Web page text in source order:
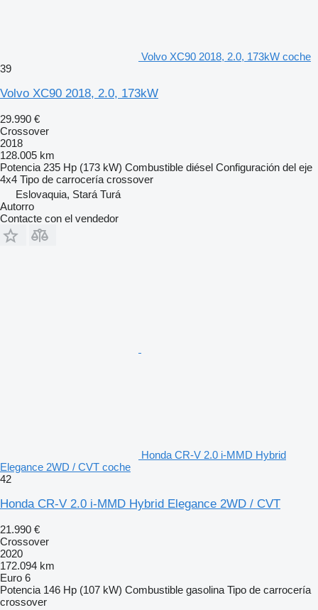
Volvo XC90 2018, 2.0, 173kW coche
39
Volvo XC90 2018, 2.0, 173kW
29.990 €
Crossover
2018
128.005 km
Potencia 235 Hp (173 kW) Combustible diésel Configuración del eje
4x4 Tipo de carrocería crossover
Eslovaquia, Stará Turá
Autorro
Contacte con el vendedor
Honda CR-V 2.0 i-MMD Hybrid
Elegance 2WD / CVT coche
42
Honda CR-V 2.0 i-MMD Hybrid Elegance 2WD / CVT
21.990 €
Crossover
2020
172.094 km
Euro 6
Potencia 146 Hp (107 kW) Combustible gasolina Tipo de carrocería
crossover